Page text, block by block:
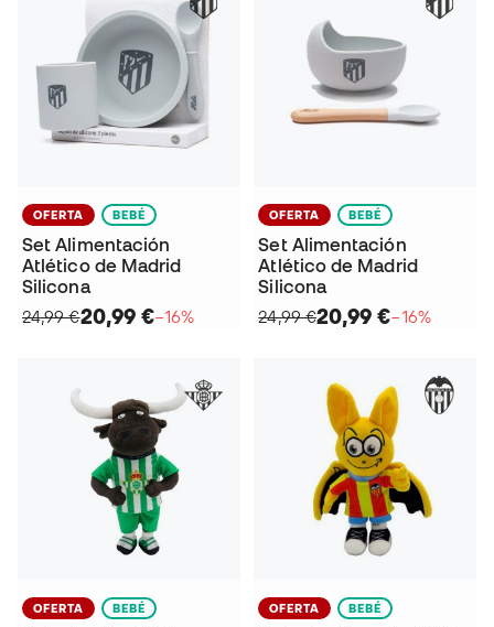
OFERTA BEBÉ
Set Alimentación
Atlético de Madrid
Silicona
24,99 €20,99 €−16%
OFERTA BEBÉ
Set Alimentación
Atlético de Madrid
Silicona
24,99 €20,99 €−16%
OFERTA BEBÉ OFERTA BEBÉ